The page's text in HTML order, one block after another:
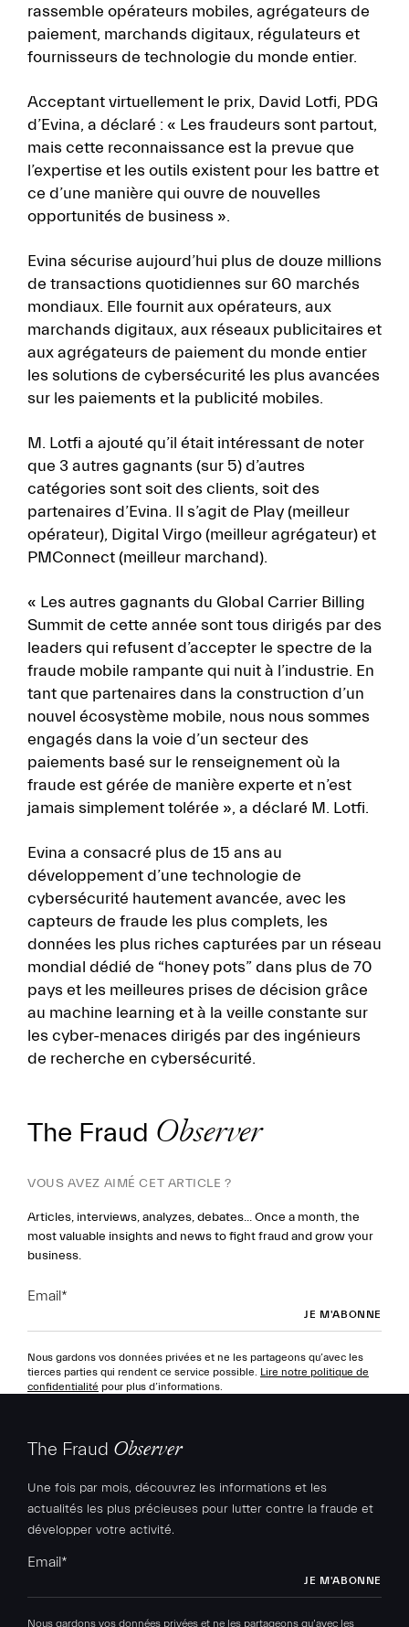
rassemble opérateurs mobiles, agrégateurs de
paiement, marchands digitaux, régulateurs et
fournisseurs de technologie du monde entier.
Acceptant virtuellement le prix, David Lotfi, PDG
d’Evina, a déclaré : « Les fraudeurs sont partout,
mais cette reconnaissance est la prevue que
l’expertise et les outils existent pour les battre et
ce d’une manière qui ouvre de nouvelles
opportunités de business ».
Evina sécurise aujourd’hui plus de douze millions
de transactions quotidiennes sur 60 marchés
mondiaux. Elle fournit aux opérateurs, aux
marchands digitaux, aux réseaux publicitaires et
aux agrégateurs de paiement du monde entier
les solutions de cybersécurité les plus avancées
sur les paiements et la publicité mobiles.
M. Lotfi a ajouté qu’il était intéressant de noter
que 3 autres gagnants (sur 5) d’autres
catégories sont soit des clients, soit des
partenaires d’Evina. Il s’agit de Play (meilleur
opérateur), Digital Virgo (meilleur agrégateur) et
PMConnect (meilleur marchand).
« Les autres gagnants du Global Carrier Billing
Summit de cette année sont tous dirigés par des
leaders qui refusent d’accepter le spectre de la
fraude mobile rampante qui nuit à l’industrie. En
tant que partenaires dans la construction d’un
nouvel écosystème mobile, nous nous sommes
engagés dans la voie d’un secteur des
paiements basé sur le renseignement où la
fraude est gérée de manière experte et n’est
jamais simplement tolérée », a déclaré M. Lotfi.
Evina a consacré plus de 15 ans au
développement d’une technologie de
cybersécurité hautement avancée, avec les
capteurs de fraude les plus complets, les
données les plus riches capturées par un réseau
mondial dédié de “honey pots” dans plus de 70
pays et les meilleures prises de décision grâce
au machine learning et à la veille constante sur
les cyber-menaces dirigés par des ingénieurs
de recherche en cybersécurité.
The Fraud Observer
VOUS AVEZ AIMÉ CET ARTICLE ?
Articles, interviews, analyzes, debates... Once a month, the
most valuable insights and news to fight fraud and grow your
business.
Email*
Nous gardons vos données privées et ne les partageons qu’avec les
tierces parties qui rendent ce service possible. Lire notre politique de
confidentialité pour plus d’informations.
The Fraud Observer
Une fois par mois, découvrez les informations et les
actualités les plus précieuses pour lutter contre la fraude et
développer votre activité.
Email*
Nous gardons vos données privées et ne les partageons qu’avec les